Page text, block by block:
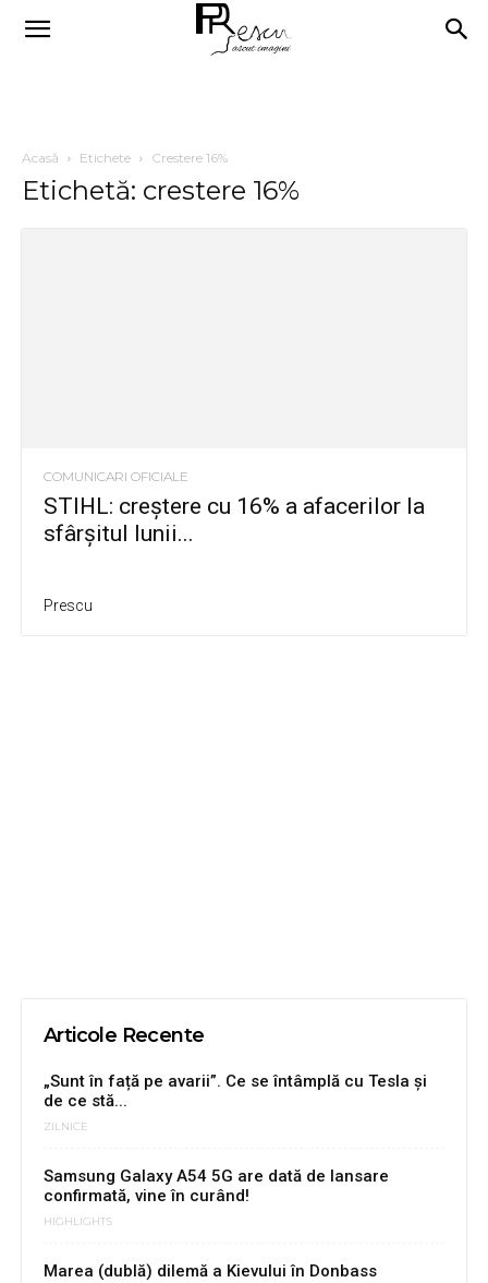
Acasă Etichete Crestere 16%
Etichetă: crestere 16%
COMUNICARI OFICIALE
STIHL: creștere cu 16% a afacerilor la
sfârșitul lunii...
Prescu
Articole Recente
„Sunt în față pe avarii”. Ce se întâmplă cu Tesla și
de ce stă...
ZILNICE
Samsung Galaxy A54 5G are dată de lansare
confirmată, vine în curând!
HIGHLIGHTS
Marea (dublă) dilemă a Kievului în Donbass